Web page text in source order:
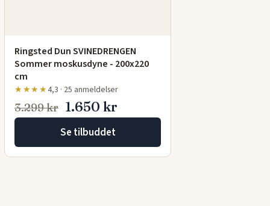
Ringsted Dun SVINEDRENGEN
Sommer moskusdyne - 200x220
cm
★★★★4,3 · 25 anmeldelser
3.299 kr 1.650 kr
Se tilbuddet